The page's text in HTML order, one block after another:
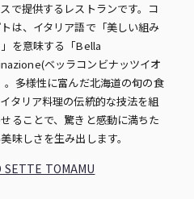
で提供するレストランです。コ
は、イタリア語で「美しい組み
を意味する「Bella
ベッラコンビナッツイオ
。多様性に富んだ北海道の旬の食
タリア料理の伝統的な技法を組
ることで、驚きと感動に満ちた
味しさを生み出します。
SETTE TOMAMU